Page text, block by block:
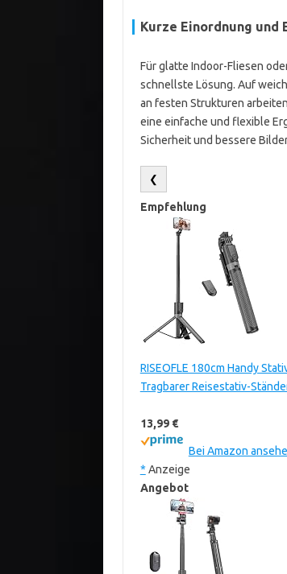
Kurze Einordnung und
Für glatte Indoor-Fliesen
schnellste Lösung. Auf
an festen Strukturen
eine einfache und flexible
Sicherheit und bessere
❮
Empfehlung
RISEOFLE 180cm Handy
Tragbarer Reisestativ-
13,99 €
Bei Amazon
* Anzeige
Angebot